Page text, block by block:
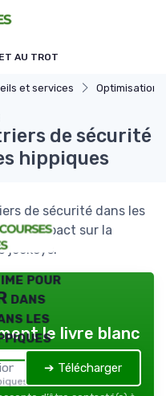
AU TROT
et services Optimisation
de sécurité
hippiques
de sécurité dans les
leur impact sur la
jockeys.
pour
dans
les
— 2026
le livre blanc
➔ Télécharger